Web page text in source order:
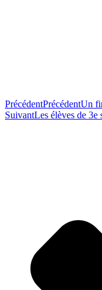
PrécédentPrécédentUn
SuivantLes élèves de 3e